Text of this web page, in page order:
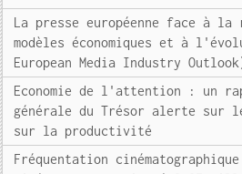
La presse européenne face à la
modèles économiques et à
European Media Industry
Economie de l'attention : un
générale du Trésor alerte sur
sur la productivité
Fréquentation